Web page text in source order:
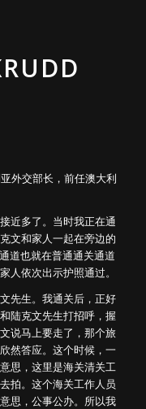
外交部长，前任澳大利
近多了。当时我正在通
文和家人一起在旁边的
道也就在普通通关通道
人依次出示护照通过。
先生。我通关后，正好
陆克文先生打招呼，握
说马上要走了，那个旅
然答应。这个时候，一
思，这里是海关清关工
拍。这个海关工作人员
思，公事公办。所以我